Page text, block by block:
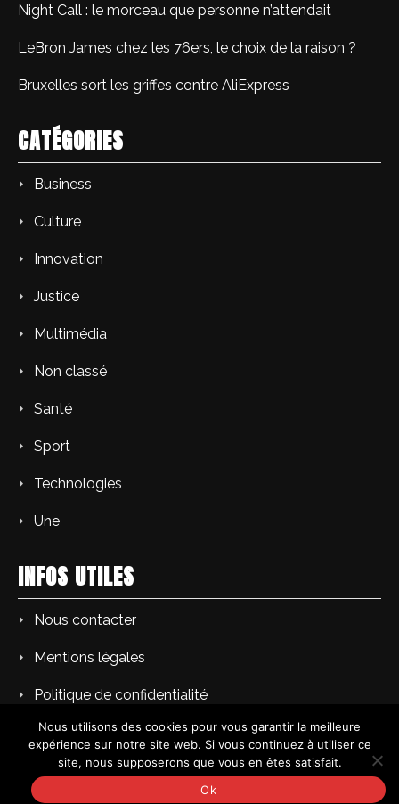
Night Call : le morceau que personne n’attendait
LeBron James chez les 76ers, le choix de la raison ?
Bruxelles sort les griffes contre AliExpress
CATÉGORIES
Business
Culture
Innovation
Justice
Multimédia
Non classé
Santé
Sport
Technologies
Une
INFOS UTILES
Nous contacter
Mentions légales
Politique de confidentialité
Copyright © PM L'Echo du soir | Tous droits réservés.
Nous utilisons des cookies pour vous garantir la meilleure
expérience sur notre site web. Si vous continuez à utiliser ce
site, nous supposerons que vous en êtes satisfait.
Ok